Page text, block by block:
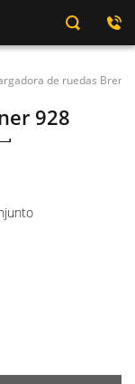
de ruedas
928